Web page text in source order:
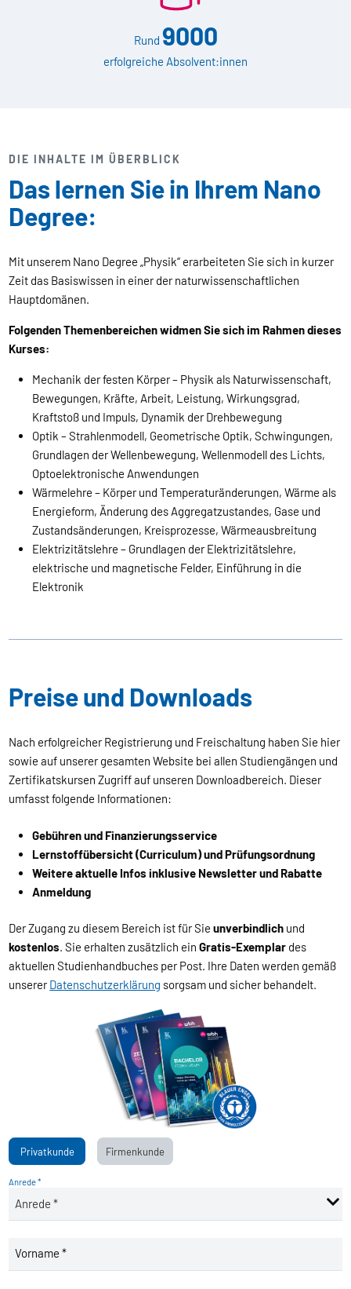
Rund 9000
erfolgreiche Absolvent:innen
DIE INHALTE IM ÜBERBLICK
Das lernen Sie in Ihrem Nano
Degree:
Mit unserem Nano Degree „Physik“ erarbeiteten Sie sich in kurzer
Zeit das Basiswissen in einer der naturwissenschaftlichen
Hauptdomänen.
Folgenden Themenbereichen widmen Sie sich im Rahmen dieses
Kurses:
Mechanik der festen Körper – Physik als Naturwissenschaft,
Bewegungen, Kräfte, Arbeit, Leistung, Wirkungsgrad,
Kraftstoß und Impuls, Dynamik der Drehbewegung
Optik – Strahlenmodell, Geometrische Optik, Schwingungen,
Grundlagen der Wellenbewegung, Wellenmodell des Lichts,
Optoelektronische Anwendungen
Wärmelehre – Körper und Temperaturänderungen, Wärme als
Energieform, Änderung des Aggregatzustandes, Gase und
Zustandsänderungen, Kreisprozesse, Wärmeausbreitung
Elektrizitätslehre – Grundlagen der Elektrizitätslehre,
elektrische und magnetische Felder, Einführung in die
Elektronik
Preise und Downloads
Nach erfolgreicher Registrierung und Freischaltung haben Sie hier
sowie auf unserer gesamten Website bei allen Studiengängen und
Zertifikatskursen Zugriff auf unseren Downloadbereich. Dieser
umfasst folgende Informationen:
Gebühren und Finanzierungsservice
Lernstoffübersicht (Curriculum) und Prüfungsordnung
Weitere aktuelle Infos inklusive Newsletter und Rabatte
Anmeldung
Der Zugang zu diesem Bereich ist für Sieunverbindlich und
kostenlos. Sie erhalten zusätzlich einGratis-Exemplar des
aktuellen Studienhandbuches per Post. Ihre Daten werden gemäß
unsererDatenschutzerklärung sorgsam und sicher behandelt.
Privatkunde Firmenkunde
Anrede *
Vorname *